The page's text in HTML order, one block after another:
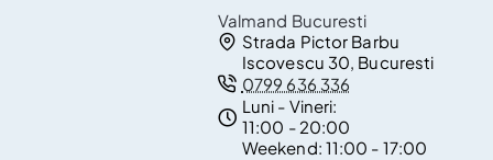
Valmand Bucuresti
Strada Pictor Barbu
Iscovescu 30, Bucuresti
0799 636 336
Luni - Vineri:
11:00 - 20:00
Weekend: 11:00 - 17:00